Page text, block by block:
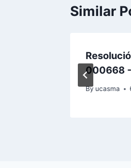
Similar
000668
By ucasma